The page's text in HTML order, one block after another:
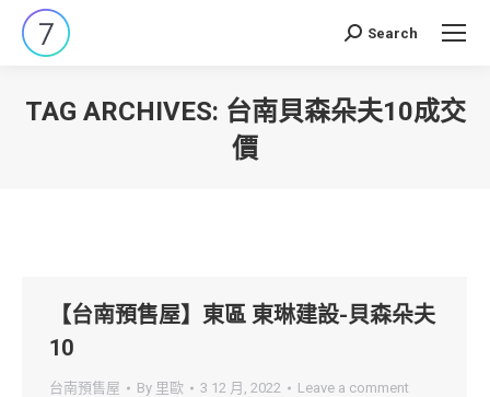
Search:
Search
TAG ARCHIVES: 台南貝森朵夫10成交
價
【台南預售屋】東區 東琳建設-貝森朵夫
10
台南預售屋 By 里歐 3 12 月, 2022 Leave a comment